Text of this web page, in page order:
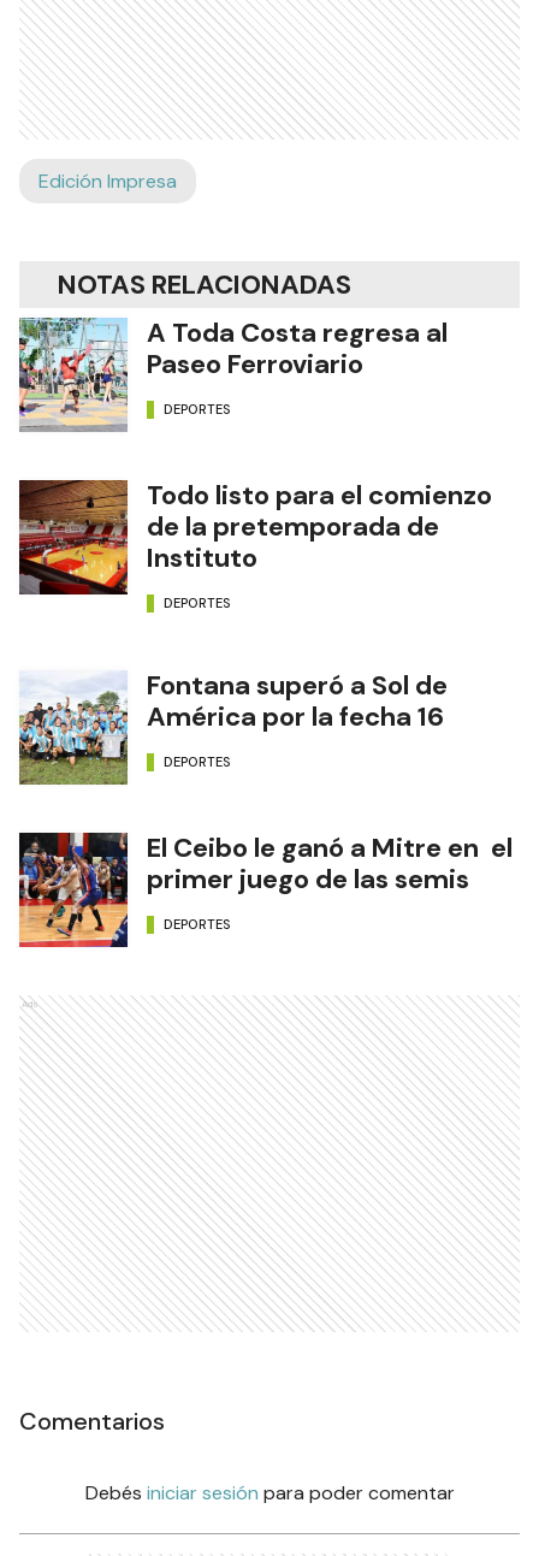
Edición Impresa
NOTAS RELACIONADAS
A Toda Costa regresa al
Paseo Ferroviario
DEPORTES
Todo listo para el comienzo
de la pretemporada de
Instituto
DEPORTES
Fontana superó a Sol de
América por la fecha 16
DEPORTES
El Ceibo le ganó a Mitre en el
primer juego de las semis
DEPORTES
Ads
Comentarios
Debés iniciar sesión para poder comentar